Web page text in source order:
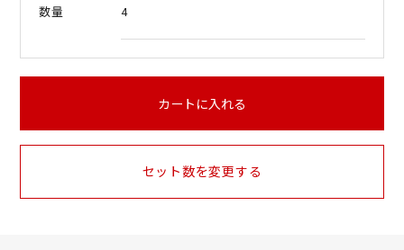
数量 4
カートに入れる
セット数を変更する